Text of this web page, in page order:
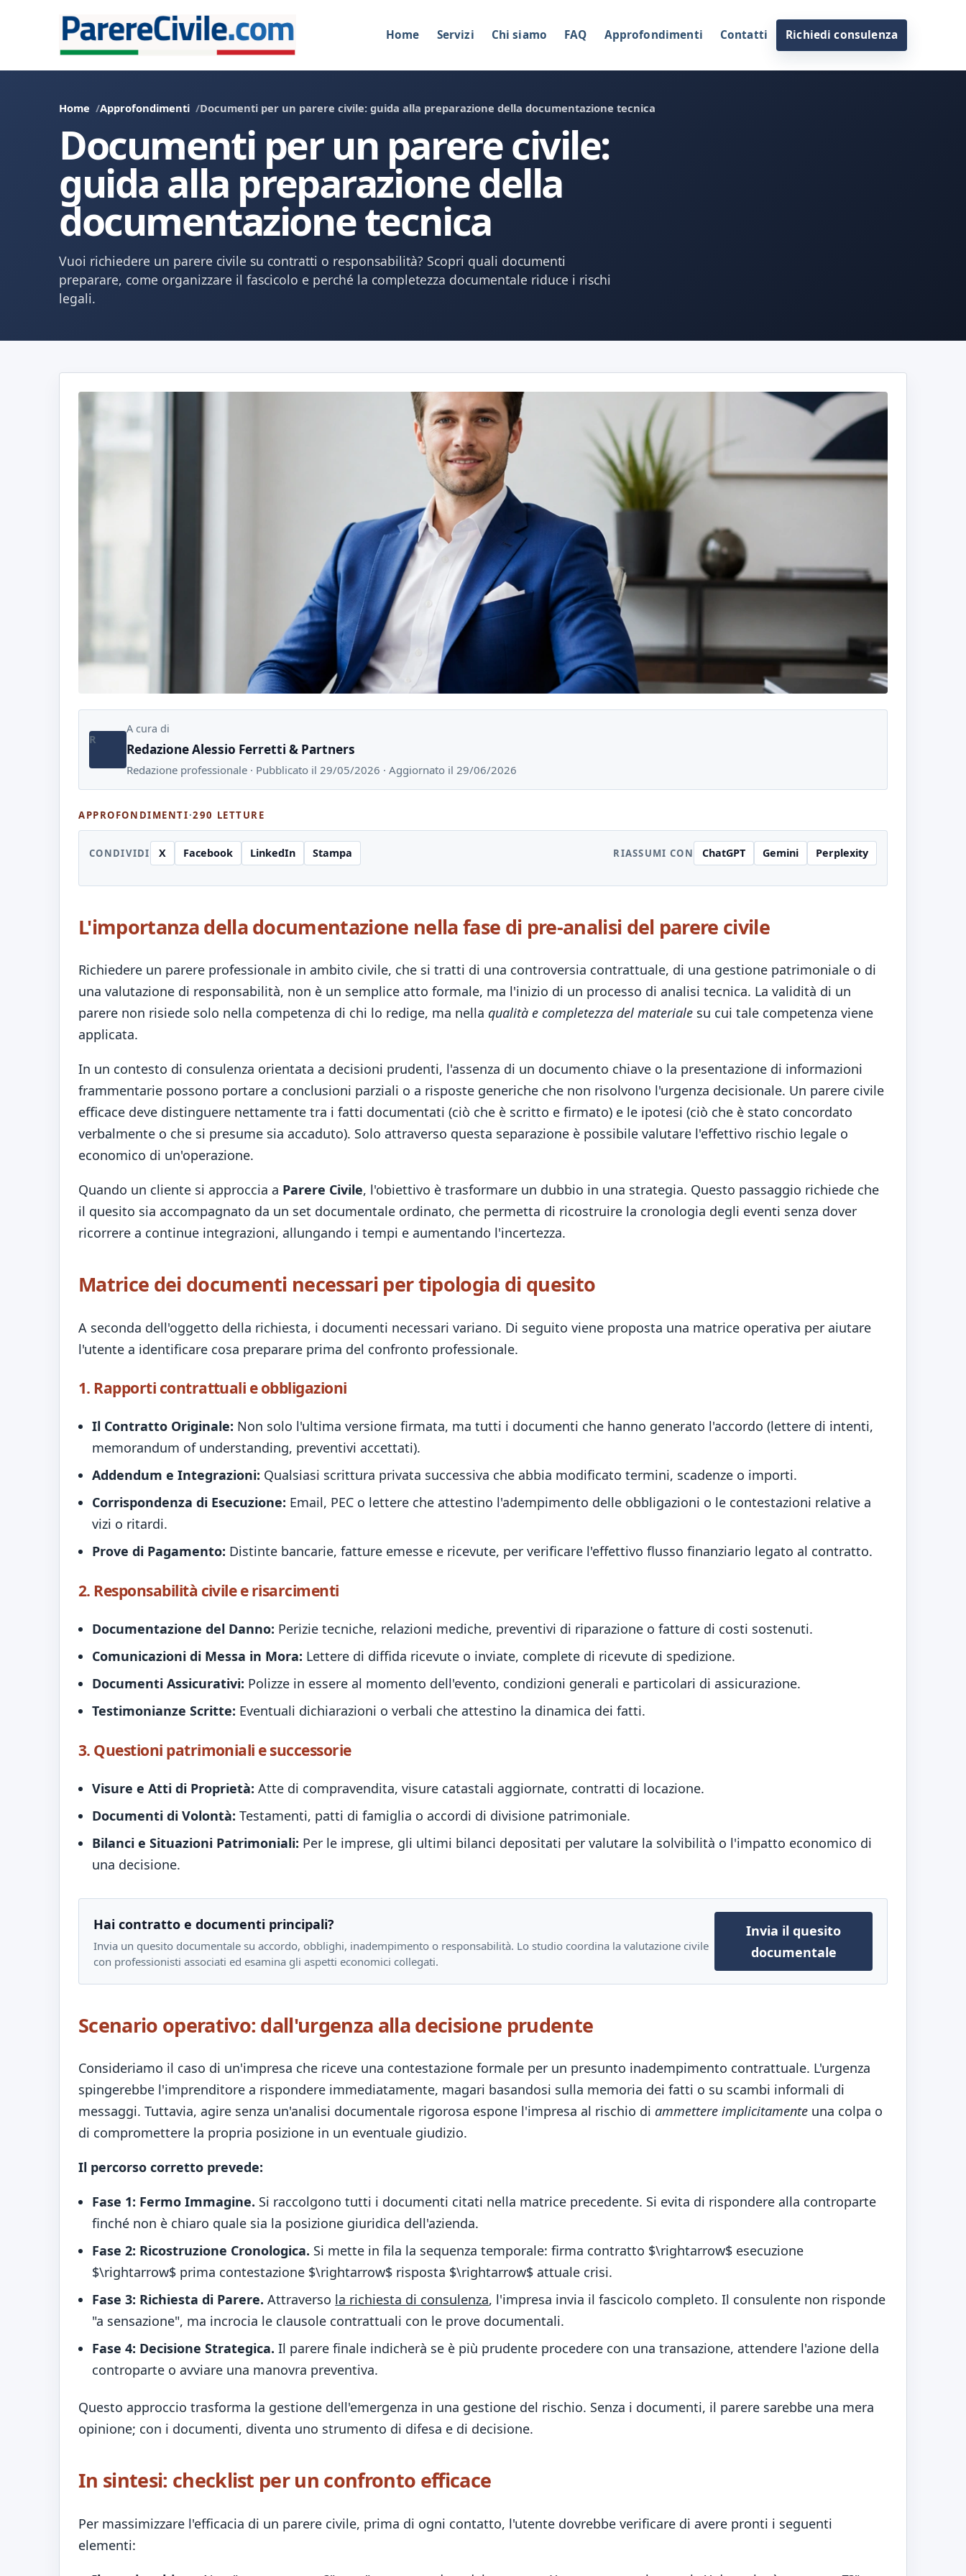
Home Servizi Chi siamo FAQ Approfondimenti Contatti Richiedi consulenza
Home Approfondimenti Documenti per un parere civile: guida alla preparazione della documentazione tecnica
Documenti per un parere civile:
guida alla preparazione della
documentazione tecnica
Vuoi richiedere un parere civile su contratti o responsabilità? Scopri quali documenti
preparare, come organizzare il fascicolo e perché la completezza documentale riduce i rischi
legali.
R
A cura di
Redazione Alessio Ferretti & Partners
Redazione professionale · Pubblicato il 29/05/2026 · Aggiornato il 29/06/2026
APPROFONDIMENTI·290 LETTURE
CONDIVIDI X Facebook LinkedIn Stampa RIASSUMI CON ChatGPT Gemini Perplexity
L'importanza della documentazione nella fase di pre-analisi del parere civile
Richiedere un parere professionale in ambito civile, che si tratti di una controversia contrattuale, di una gestione patrimoniale o di
una valutazione di responsabilità, non è un semplice atto formale, ma l'inizio di un processo di analisi tecnica. La validità di un
parere non risiede solo nella competenza di chi lo redige, ma nella qualità e completezza del materiale su cui tale competenza viene
applicata.
In un contesto di consulenza orientata a decisioni prudenti, l'assenza di un documento chiave o la presentazione di informazioni
frammentarie possono portare a conclusioni parziali o a risposte generiche che non risolvono l'urgenza decisionale. Un parere civile
efficace deve distinguere nettamente tra i fatti documentati (ciò che è scritto e firmato) e le ipotesi (ciò che è stato concordato
verbalmente o che si presume sia accaduto). Solo attraverso questa separazione è possibile valutare l'effettivo rischio legale o
economico di un'operazione.
Quando un cliente si approccia a Parere Civile, l'obiettivo è trasformare un dubbio in una strategia. Questo passaggio richiede che
il quesito sia accompagnato da un set documentale ordinato, che permetta di ricostruire la cronologia degli eventi senza dover
ricorrere a continue integrazioni, allungando i tempi e aumentando l'incertezza.
Matrice dei documenti necessari per tipologia di quesito
A seconda dell'oggetto della richiesta, i documenti necessari variano. Di seguito viene proposta una matrice operativa per aiutare
l'utente a identificare cosa preparare prima del confronto professionale.
1. Rapporti contrattuali e obbligazioni
Il Contratto Originale: Non solo l'ultima versione firmata, ma tutti i documenti che hanno generato l'accordo (lettere di intenti,
memorandum of understanding, preventivi accettati).
Addendum e Integrazioni: Qualsiasi scrittura privata successiva che abbia modificato termini, scadenze o importi.
Corrispondenza di Esecuzione: Email, PEC o lettere che attestino l'adempimento delle obbligazioni o le contestazioni relative a
vizi o ritardi.
Prove di Pagamento: Distinte bancarie, fatture emesse e ricevute, per verificare l'effettivo flusso finanziario legato al contratto.
2. Responsabilità civile e risarcimenti
Documentazione del Danno: Perizie tecniche, relazioni mediche, preventivi di riparazione o fatture di costi sostenuti.
Comunicazioni di Messa in Mora: Lettere di diffida ricevute o inviate, complete di ricevute di spedizione.
Documenti Assicurativi: Polizze in essere al momento dell'evento, condizioni generali e particolari di assicurazione.
Testimonianze Scritte: Eventuali dichiarazioni o verbali che attestino la dinamica dei fatti.
3. Questioni patrimoniali e successorie
Visure e Atti di Proprietà: Atte di compravendita, visure catastali aggiornate, contratti di locazione.
Documenti di Volontà: Testamenti, patti di famiglia o accordi di divisione patrimoniale.
Bilanci e Situazioni Patrimoniali: Per le imprese, gli ultimi bilanci depositati per valutare la solvibilità o l'impatto economico di
una decisione.
Hai contratto e documenti principali?
Invia un quesito documentale su accordo, obblighi, inadempimento o responsabilità. Lo studio coordina la valutazione civile
con professionisti associati ed esamina gli aspetti economici collegati.
Invia il quesito
documentale
Scenario operativo: dall'urgenza alla decisione prudente
Consideriamo il caso di un'impresa che riceve una contestazione formale per un presunto inadempimento contrattuale. L'urgenza
spingerebbe l'imprenditore a rispondere immediatamente, magari basandosi sulla memoria dei fatti o su scambi informali di
messaggi. Tuttavia, agire senza un'analisi documentale rigorosa espone l'impresa al rischio di ammettere implicitamente una colpa o
di compromettere la propria posizione in un eventuale giudizio.
Il percorso corretto prevede:
Fase 1: Fermo Immagine. Si raccolgono tutti i documenti citati nella matrice precedente. Si evita di rispondere alla controparte
finché non è chiaro quale sia la posizione giuridica dell'azienda.
Fase 2: Ricostruzione Cronologica. Si mette in fila la sequenza temporale: firma contratto $\rightarrow$ esecuzione
$\rightarrow$ prima contestazione $\rightarrow$ risposta $\rightarrow$ attuale crisi.
Fase 3: Richiesta di Parere. Attraverso la richiesta di consulenza, l'impresa invia il fascicolo completo. Il consulente non risponde
"a sensazione", ma incrocia le clausole contrattuali con le prove documentali.
Fase 4: Decisione Strategica. Il parere finale indicherà se è più prudente procedere con una transazione, attendere l'azione della
controparte o avviare una manovra preventiva.
Questo approccio trasforma la gestione dell'emergenza in una gestione del rischio. Senza i documenti, il parere sarebbe una mera
opinione; con i documenti, diventa uno strumento di difesa e di decisione.
In sintesi: checklist per un confronto efficace
Per massimizzare l'efficacia di un parere civile, prima di ogni contatto, l'utente dovrebbe verificare di avere pronti i seguenti
elementi: